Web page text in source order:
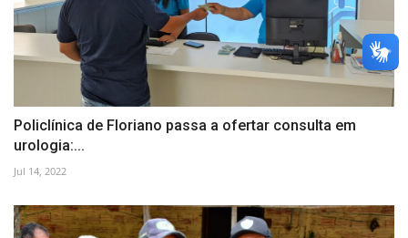
Policlínica de Floriano passa a ofertar consulta em
urologia:...
Jul 14, 2022